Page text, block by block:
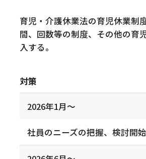
育児・介護休業法の育児休業制
間、回数等の制度、その他の育
入する。
対策
2026年1月～
社員のニーズの把握、検討開始